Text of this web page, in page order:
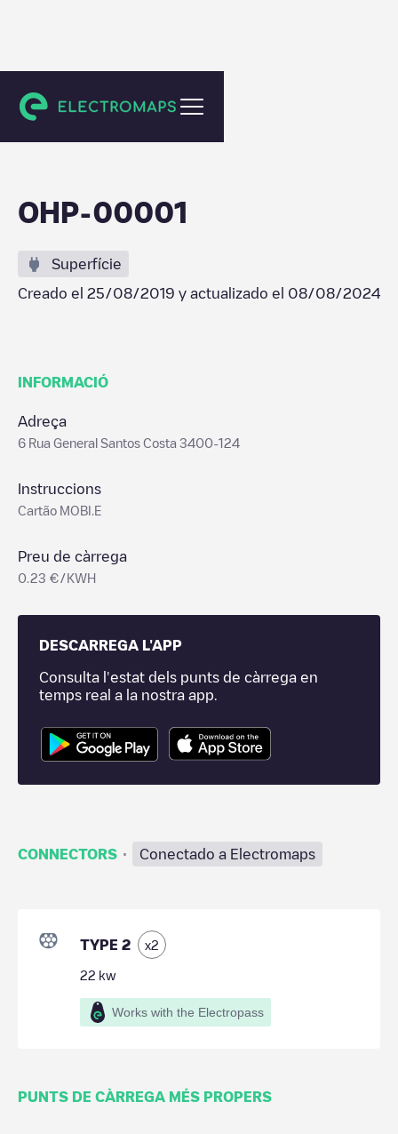
Oliveira do Hospital
OHP-00001
Superfície
Creado el 25/08/2019 y actualizado el 08/08/2024
INFORMACIÓ
Adreça
6 Rua General Santos Costa 3400-124
Instruccions
Cartão MOBI.E
Preu de càrrega
0.23 €/KWH
DESCARREGA L'APP
Consulta l'estat dels punts de càrrega en
temps real a la nostra app.
CONNECTORS · Conectado a Electromaps
TYPE 2 x2
22 kw
Works with the Electropass
PUNTS DE CÀRREGA MÉS PROPERS